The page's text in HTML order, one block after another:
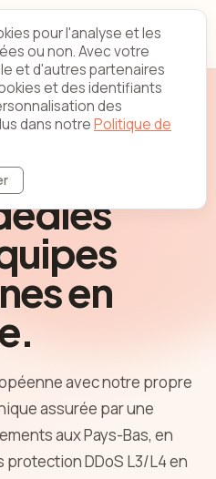
en
avec notre propre
assurée par une
aux Pays-Bas, en
protection DDoS L3/L4 en
pour l'analyse et les
ou non. Avec votre
et d'autres partenaires
et des identifiants
des
dans notrePolitique de